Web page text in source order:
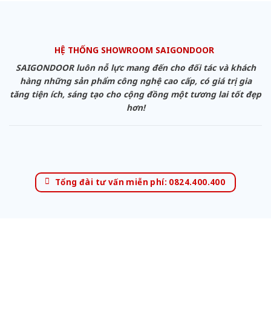
HỆ THỐNG SHOWROOM SAIGONDOOR
SAIGONDOOR luôn nỗ lực mang đến cho đối tác và khách
hàng những sản phẩm công nghệ cao cấp, có giá trị gia
tăng tiện ích, sáng tạo cho cộng đồng một tương lai tốt đẹp
hơn!
Tổng đài tư vấn miễn phí: 0824.400.400